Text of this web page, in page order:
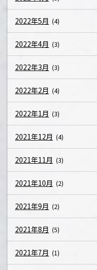
2022年5月 (4)
2022年4月 (3)
2022年3月 (3)
2022年2月 (4)
2022年1月 (3)
2021年12月 (4)
2021年11月 (3)
2021年10月 (2)
2021年9月 (2)
2021年8月 (5)
2021年7月 (1)